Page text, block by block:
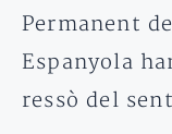
Permanent
Espanyola
ressò del